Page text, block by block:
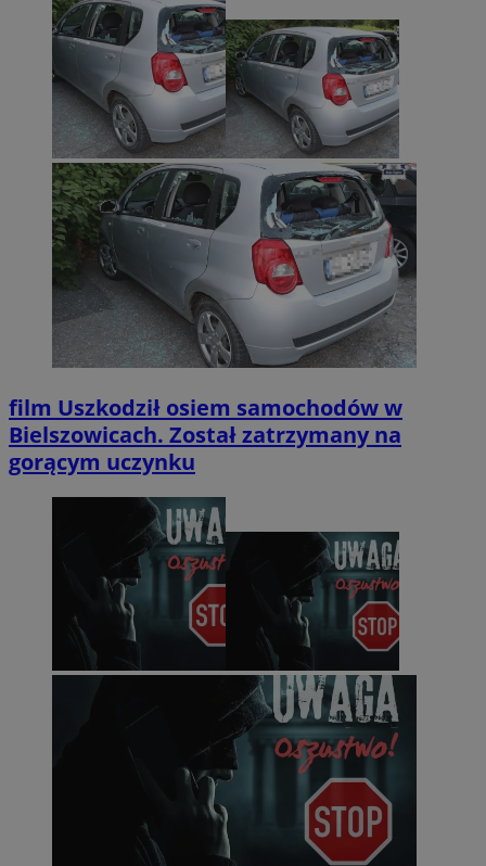
film Uszkodził osiem samochodów w
Bielszowicach. Został zatrzymany na
gorącym uczynku